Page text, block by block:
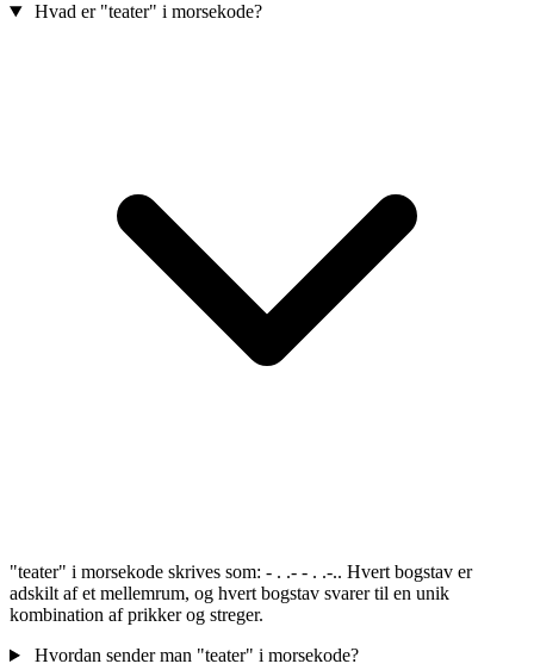
Hvad er "teater" i morsekode?
"teater" i morsekode skrives som: - . .- - . .-.. Hvert bogstav er
adskilt af et mellemrum, og hvert bogstav svarer til en unik
kombination af prikker og streger.
Hvordan sender man "teater" i morsekode?